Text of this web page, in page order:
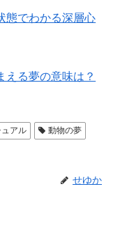
態でわかる深層心
える夢の意味は？
アル
動物の夢
せゆか